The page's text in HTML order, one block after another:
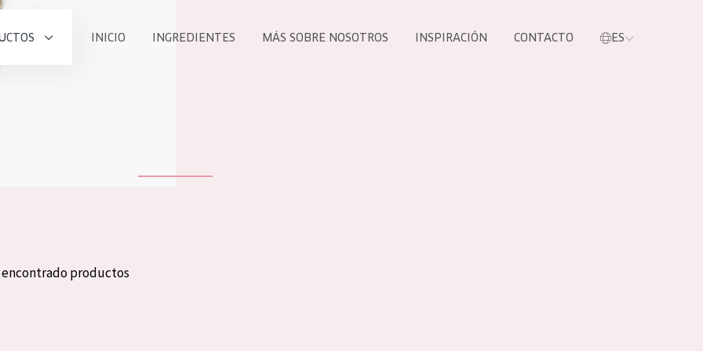
INICIO INGREDIENTES MÁS SOBRE NOSOTROS INSPIRACIÓN CONTACTO ES
encontrado productos